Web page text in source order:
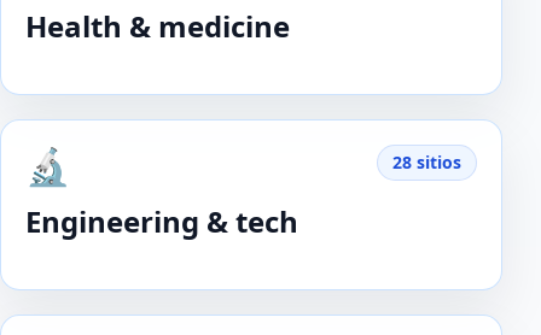
Health & medicine
🔬
Engineering & tech
28 sitios